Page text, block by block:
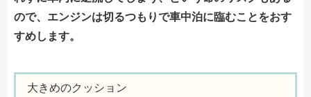
ので、エンジンは切るつもりで車中泊に臨むことをおす
すめします。
大きめのクッション